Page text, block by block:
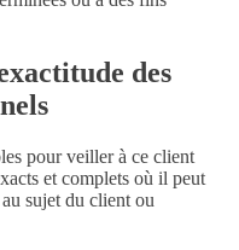
des
pour veiller à ce client
et complets où il peut
sujet du client ou